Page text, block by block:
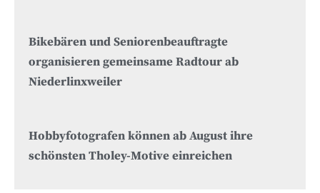
Bikebären und Seniorenbeauftragte
organisieren gemeinsame Radtour ab
Niederlinxweiler
Hobbyfotografen können ab August ihre
schönsten Tholey-Motive einreichen